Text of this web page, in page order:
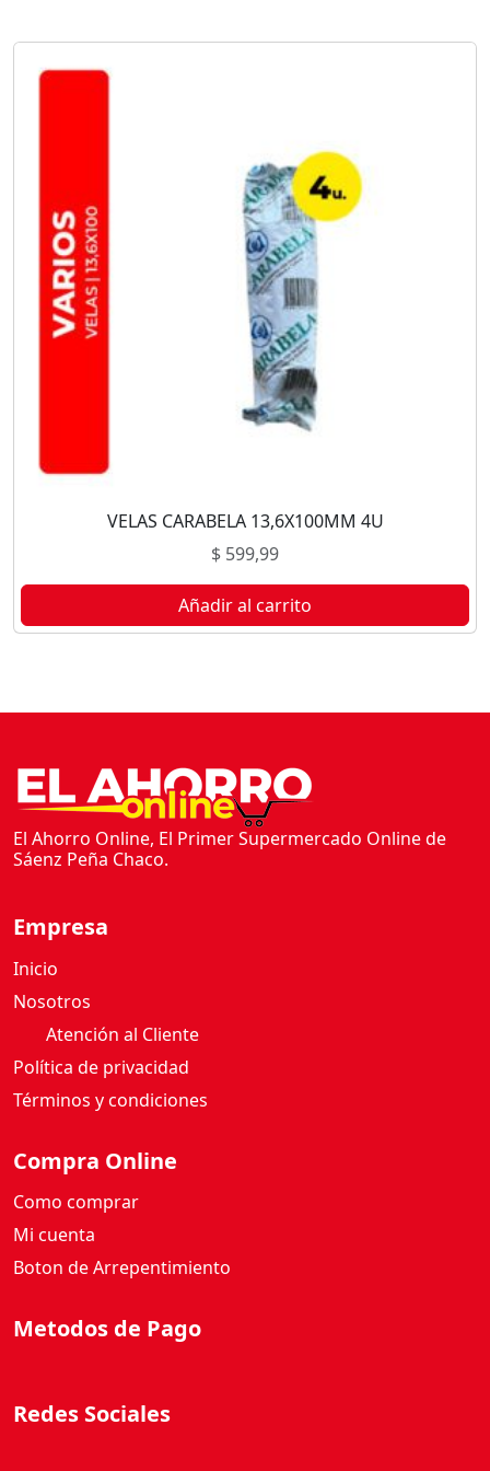
VELAS CARABELA 13,6X100MM 4U
$ 599,99
Añadir al carrito
El Ahorro Online, El Primer Supermercado Online de
Sáenz Peña Chaco.
Empresa
Inicio
Nosotros
Atención al Cliente
Política de privacidad
Términos y condiciones
Compra Online
Como comprar
Mi cuenta
Boton de Arrepentimiento
Metodos de Pago
Redes Sociales